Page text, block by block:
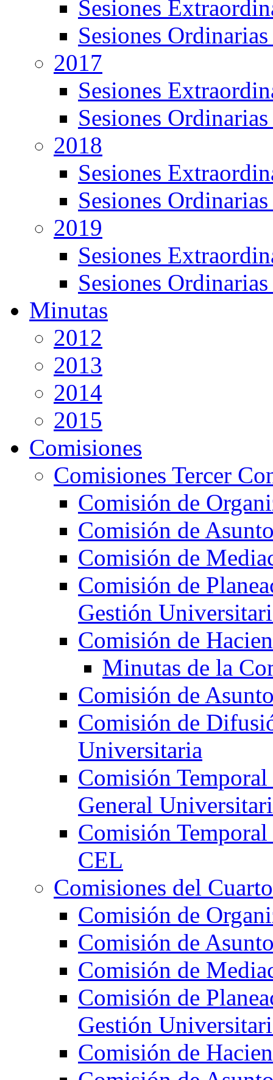
Sesiones
Sesiones
2017
Sesiones
Sesiones
2018
Sesiones
Sesiones
2019
Sesiones
Sesiones
Minutas
2012
2013
2014
2015
Comisiones
Comisiones Tercer
Comisión de
Comisión de
Comisión de
Comisión de
Gestión
Comisión de
Minutas de la
Comisión de
Comisión de
Universitaria
Comisión
General
Comisión
CEL
Comisiones del
Comisión de
Comisión de
Comisión de
Comisión de
Gestión
Comisión de